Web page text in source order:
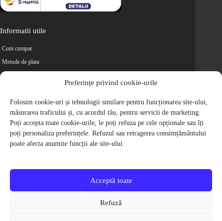
Preferințe privind cookie-urile
Folosim cookie-uri și tehnologii similare pentru funcționarea site-ului,
măsurarea traficului și, cu acordul tău, pentru servicii de marketing.
Poți accepta toate cookie-urile, le poți refuza pe cele opționale sau îți
poți personaliza preferințele. Refuzul sau retragerea consimțământului
poate afecta anumite funcții ale site-ului.
Acceptă toate
Refuză
Informatii utile
Cum cumpar
Metode de plata
Retur
Cariere
Politica de Confidentialitate
Politica de cookie-uri